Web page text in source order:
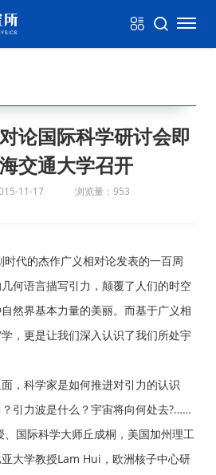
论国际科学研讨会即
交通大学召开
11-17 浏览量：953
代的杰作广义相对论发表的一百周
何语言描写引力，颠覆了人们的时空
然界基本力量的美丽。而基于广义相
，更是让我们深入认识了我们所处宇
，科学家是如何推进对引力的认识
引力波是什么？宇宙将向何处去?……
国际科学大师丘成桐，美国加州理工
大学教授Lam Hui，欧洲核子中心研